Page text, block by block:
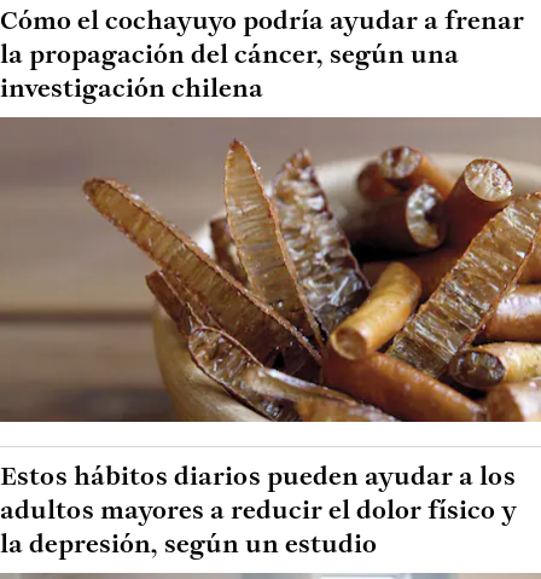
Cómo el cochayuyo podría ayudar a frenar
la propagación del cáncer, según una
investigación chilena
Estos hábitos diarios pueden ayudar a los
adultos mayores a reducir el dolor físico y
la depresión, según un estudio